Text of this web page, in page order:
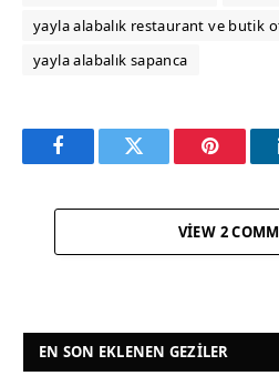
yayla alabalık restaurant ve butik
yayla alabalık sapanca
FacebookTwitter Pinterest
VIEW 2
EN SON EKLENEN GEZILER